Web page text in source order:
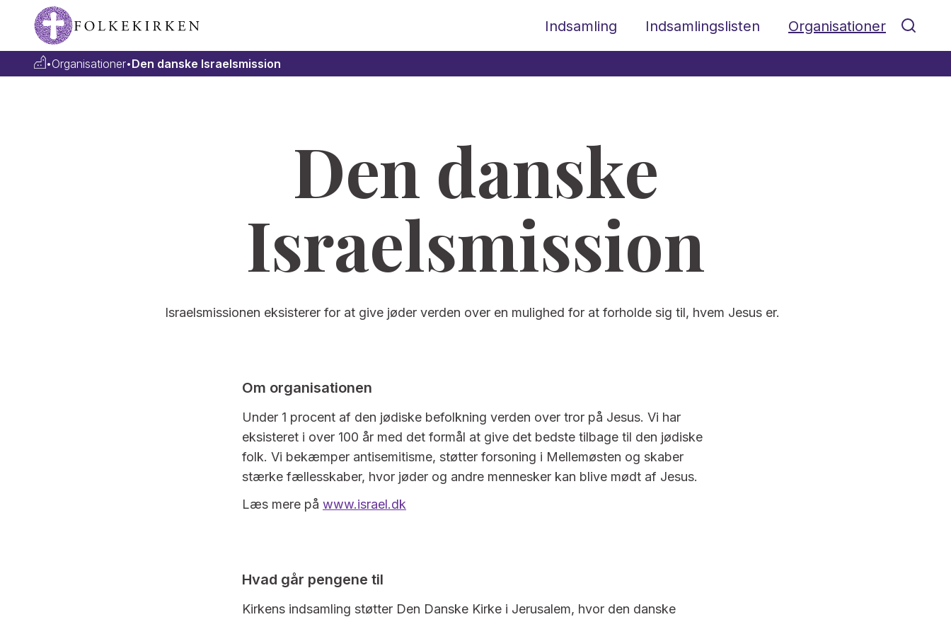
Indsamling Indsamlingslisten Organisationer
•Organisationer•Den danske Israelsmission
Den danske
Israelsmission
Israelsmissionen eksisterer for at give jøder verden over en mulighed for at forholde sig til, hvem Jesus er.
Om organisationen
Under 1 procent af den jødiske befolkning verden over tror på Jesus. Vi har
eksisteret i over 100 år med det formål at give det bedste tilbage til den jødiske
folk. Vi bekæmper antisemitisme, støtter forsoning i Mellemøsten og skaber
stærke fællesskaber, hvor jøder og andre mennesker kan blive mødt af Jesus.
Læs mere på www.israel.dk
Hvad går pengene til
Kirkens indsamling støtter Den Danske Kirke i Jerusalem, hvor den danske